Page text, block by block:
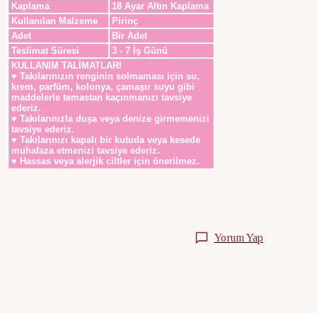
Kaplama
18 Ayar Altın Kaplama
Kullanılan Malzeme
Pirinç
Adet
Bir Adet
Teslimat Süresi
3 - 7 İş Günü
KULLANIM TALİMATLARI
♥ Takılarınızın renginin solmaması için su,
krem, parfüm, kolonya, çamaşır suyu gibi
maddelerle temastan kaçınmanızı tavsiye
ederiz.
♥ Takılarınızla duşa veya denize girmemenizi
tavsiye ederiz.
♥ Takılarınızı kapalı bir kutuda veya kesede
muhafaza etmenizi tavsiye ederiz.
♥ Hassas veya alerjik ciltler için önerilmez.
Yorum Yap